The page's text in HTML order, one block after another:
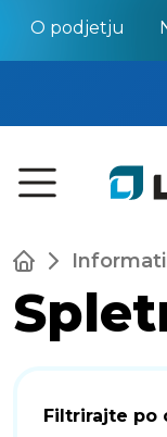
O podjetju
Filtrirajte po